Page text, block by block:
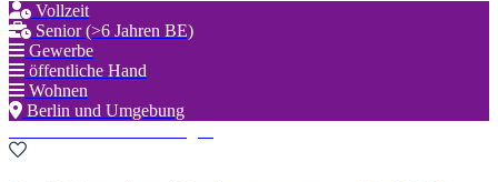
Vollzeit
Senior (>6 Jahren BE)
Gewerbe
öffentliche Hand
Wohnen
Berlin und Umgebung